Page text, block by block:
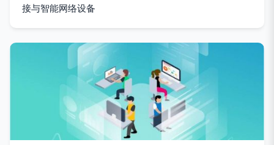
接与智能网络设备